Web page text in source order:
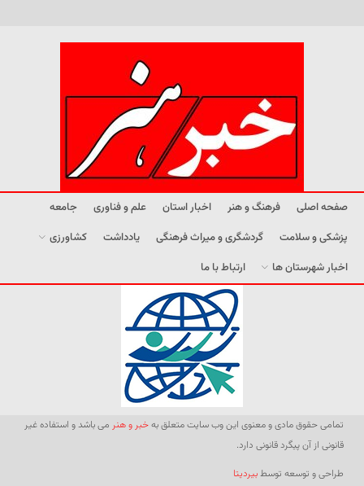
صفحه اصلی فرهنگ و هنر اخبار استان علم و فناوری
جامعه
پزشکی و سلامت
گردشگری و میراث فرهنگی یادداشت
کشاورزی
اخبار شهرستان ها
ارتباط با ما
تمامی حقوق مادی و معنوی این وب سایت متعلق بهخبر و هنر می باشد و استفاده غیر
قانونی از آن پیگرد قانونی دارد.
طراحی و توسعه توسطبیردیتا